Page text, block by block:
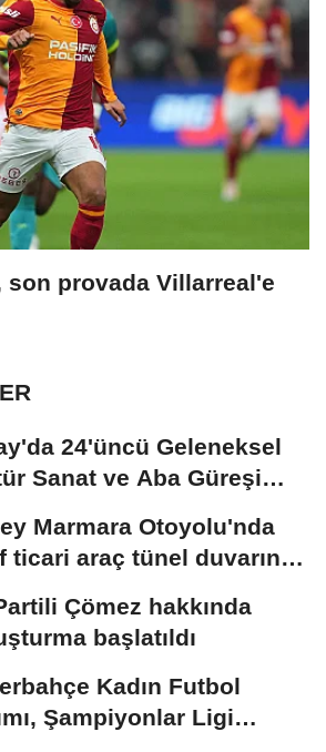
son provada Villarreal'e
24'üncü Geleneksel
Sanat ve Aba Güreşi
Marmara Otoyolu'nda
ticari araç tünel duvarına
Çömez hakkında
başlatıldı
Kadın Futbol
Şampiyonlar Ligi